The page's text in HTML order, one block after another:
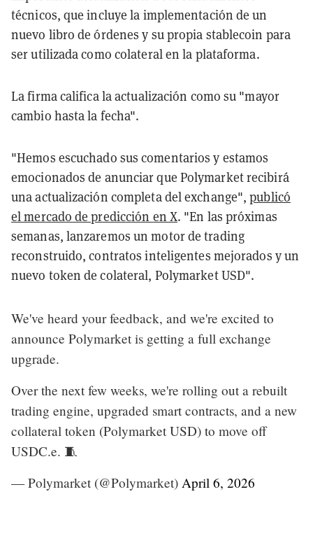
técnicos, que incluye la implementación de un
nuevo libro de órdenes y su propia stablecoin para
ser utilizada como colateral en la plataforma.
La firma califica la actualización como su "mayor
cambio hasta la fecha".
"Hemos escuchado sus comentarios y estamos
emocionados de anunciar que Polymarket recibirá
una actualización completa del exchange",publicó
el mercado de predicción en X. "En las próximas
semanas, lanzaremos un motor de trading
reconstruido, contratos inteligentes mejorados y un
nuevo token de colateral, Polymarket USD".
We've heard your feedback, and we're excited to
announce Polymarket is getting a full exchange
upgrade.
Over the next few weeks, we're rolling out a rebuilt
trading engine, upgraded smart contracts, and a new
collateral token (Polymarket USD) to move off
USDC.e. 🧵
— Polymarket (@Polymarket) April 6, 2026